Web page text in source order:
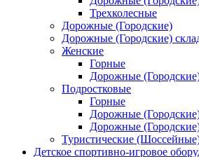
Трехколесные
Дорожные (Городские)
Дорожные (Городские)
Женские
Горные
Дорожные
Подростковые
Горные
Дорожные
Дорожные
Туристические
Детское спортивно-игровое